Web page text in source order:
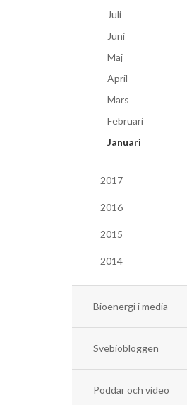
Juli
Juni
Maj
April
Mars
Februari
Januari
2017
2016
2015
2014
Bioenergi i media
Svebiobloggen
Poddar och video